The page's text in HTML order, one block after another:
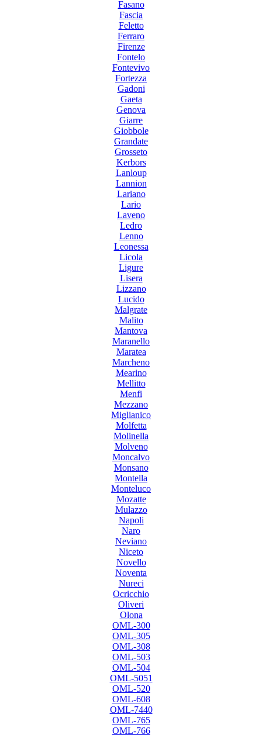
Fasano
Fascia
Feletto
Ferraro
Firenze
Fontelo
Fontevivo
Fortezza
Gadoni
Gaeta
Genova
Giarre
Giobbole
Grandate
Grosseto
Kerbors
Lanloup
Lannion
Lariano
Lario
Laveno
Ledro
Lenno
Leonessa
Licola
Ligure
Lisera
Lizzano
Lucido
Malgrate
Malito
Mantova
Maranello
Maratea
Marcheno
Mearino
Mellitto
Menfi
Mezzano
Miglianico
Molfetta
Molinella
Molveno
Moncalvo
Monsano
Montella
Monteluco
Mozatte
Mulazzo
Napoli
Naro
Neviano
Niceto
Novello
Noventa
Nureci
Ocricchio
Oliveri
Olona
OML-300
OML-305
OML-308
OML-503
OML-504
OML-5051
OML-520
OML-608
OML-7440
OML-765
OML-766